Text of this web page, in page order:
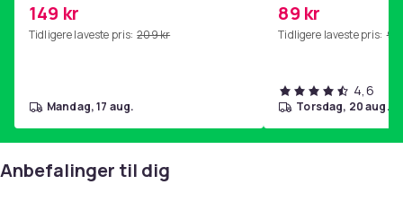
hjemmegymnastikk Purple
149 kr
Tidligere laveste pris: 209 kr
mandag, 17 aug.
89 kr
Tidligere laveste pris: 99
4,6
torsdag, 20 aug.
Anbefalinger til dig